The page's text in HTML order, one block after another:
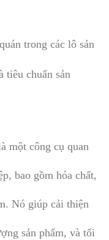
trong các lô sản
tiêu chuẩn sản
một công cụ quan
bao gồm hóa chất,
Nó giúp cải thiện
sản phẩm, và tối